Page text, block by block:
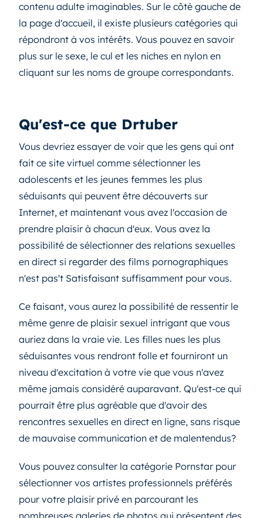
contenu adulte imaginables. Sur le côté gauche de
la page d'accueil, il existe plusieurs catégories qui
répondront à vos intérêts. Vous pouvez en savoir
plus sur le sexe, le cul et les niches en nylon en
cliquant sur les noms de groupe correspondants.
Qu'est-ce que Drtuber
Vous devriez essayer de voir que les gens qui ont
fait ce site virtuel comme sélectionner les
adolescents et les jeunes femmes les plus
séduisants qui peuvent être découverts sur
Internet, et maintenant vous avez l'occasion de
prendre plaisir à chacun d'eux. Vous avez la
possibilité de sélectionner des relations sexuelles
en direct si regarder des films pornographiques
n'est pas't Satisfaisant suffisamment pour vous.
Ce faisant, vous aurez la possibilité de ressentir le
même genre de plaisir sexuel intrigant que vous
auriez dans la vraie vie. Les filles nues les plus
séduisantes vous rendront folle et fourniront un
niveau d'excitation à votre vie que vous n'avez
même jamais considéré auparavant. Qu'est-ce qui
pourrait être plus agréable que d'avoir des
rencontres sexuelles en direct en ligne, sans risque
de mauvaise communication et de malentendus?
Vous pouvez consulter la catégorie Pornstar pour
sélectionner vos artistes professionnels préférés
pour votre plaisir privé en parcourant les
nombreuses galeries de photos qui présentent des